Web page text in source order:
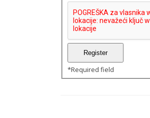
*Required field